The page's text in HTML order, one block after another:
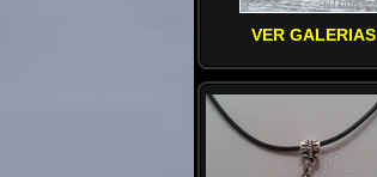
VER GALERIAS